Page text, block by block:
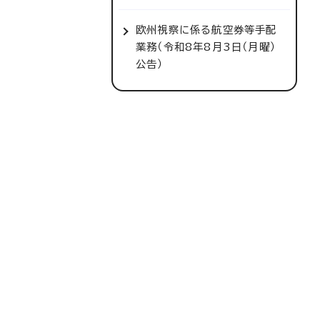
欧州視察に係る航空券等手配
業務（令和8年8月3日（月曜）
公告）